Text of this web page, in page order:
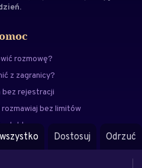
rozmowę?
z zagranicy?
bez rejestracji
rozmawiaj bez limitów
FAQ
Dostosuj Odrzuć